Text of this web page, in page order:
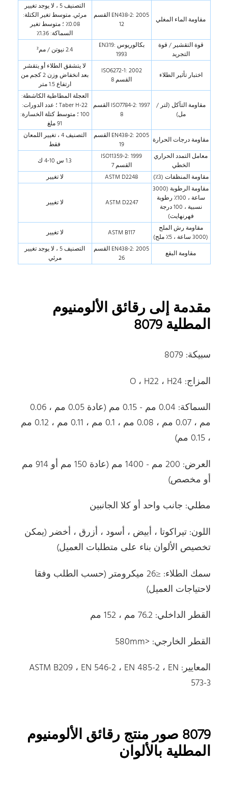
مقاومة الماء المغلي
EN438-2: 2005 القسم
12
التصنيف 5 ، لا يوجد تغيير
مرئي. متوسط تغير الكتلة:
0.08٪ ؛ متوسط تغير
السماكة: 1.36٪
قوة التقشير / قوة
التجريد
بكالوريوس EN319:
1993
2.4 نيوتن / مم²
اختبار تأثير الطلاء
ISO6272-1: 2002
القسم 8
لا يتشقق الطلاء أو يتقشر
بعد انخفاض وزن 2 كجم من
ارتفاع 1.5 متر
مقاومة التآكل (لتر /
مل)
ISO7784-2: 1997 القسم
8
العجلة المطاطية الكاشطة:
Taber H-22 ؛ عدد الدورات:
100 ؛ متوسط كتلة الخسارة:
91 ملغ
مقاومة درجات الحرارة
EN438-2: 2005 القسم
19
التصنيف 4 ، تغيير اللمعان
فقط
معامل التمدد الحراري
الخطي
ISO11359-2: 1999
القسم 7
1.3 س 10-4 ك
مقاومة المنظفات (3٪)
ASTM D2248
لا تغيير
مقاومة الرطوبة (3000
ساعة ، 100٪ رطوبة
نسبية ، 100 درجة
فهرنهايت)
ASTM D2247 لا تغيير
مقاومة رش الملح
(3000 ساعة ، 5٪ ملح)
ASTM B117 لا تغيير
مقاومة البقع
EN438-2: 2005 القسم
26
التصنيف 5 ، لا يوجد تغيير
مرئي
مقدمة إلى رقائق الألومنيوم
المطلية 8079
سبيكة: 8079
المزاج: O ، H22 ، H24
السماكة: 0.04 مم - 0.15 مم (عادة 0.05 مم ، 0.06
مم ، 0.07 مم ، 0.08 مم ، 0.1 مم ، 0.11 مم ، 0.12 مم
، 0.15 مم)
العرض: 200 مم - 1400 مم (عادة 150 مم أو 914 مم
أو مخصص)
مطلي: جانب واحد أو كلا الجانبين
اللون: تيراكوتا ، أبيض ، أسود ، أزرق ، أخضر (يمكن
تخصيص الألوان بناء على متطلبات العميل)
سمك الطلاء: ≤26 ميكرومتر (حسب الطلب وفقا
لاحتياجات العميل)
القطر الداخلي: 76.2 مم ، 152 مم
القطر الخارجي: <580mm
المعايير: ASTM B209 ، EN 546-2 ، EN 485-2 ، EN
573-3
8079 صور منتج رقائق الألومنيوم
المطلية بالألوان